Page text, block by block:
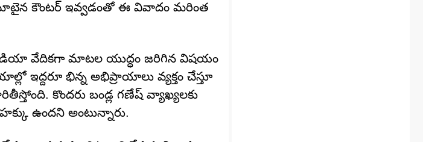
కౌంటర్ ఇవ్వడంతో ఈ వివాదం మరింత
వేదికగా మాటల యుద్ధం జరిగిన విషయం
ఇద్దరూ భిన్న అభిప్రాయాలు వ్యక్తం చేస్తూ
కొందరు బండ్ల గణేష్ వ్యాఖ్యలకు
ఉందని అంటున్నారు.